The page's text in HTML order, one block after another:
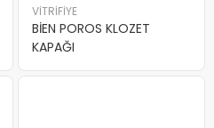
VİTRİFİYE
BİEN POROS KLOZET
KAPAĞI